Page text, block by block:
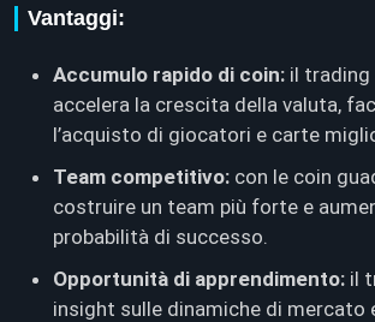
Vantaggi:
Accumulo rapido di coin: il trading
accelera la crescita della valuta,
l’acquisto di giocatori e carte
Team competitivo: con le coin
costruire un team più forte e
probabilità di successo.
Opportunità di apprendimento: il
insight sulle dinamiche di mercato